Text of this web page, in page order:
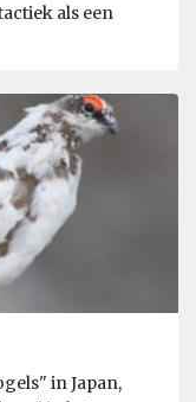
als een
in Japan,